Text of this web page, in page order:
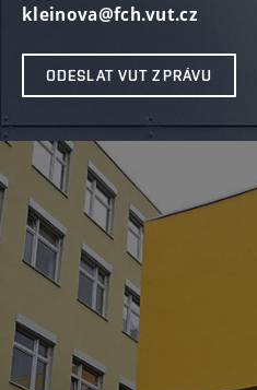
kleinova@fch.vut.cz
ODESLAT VUT ZPRÁVU